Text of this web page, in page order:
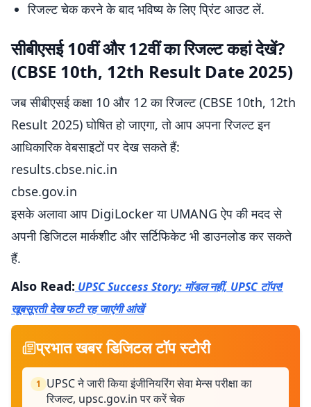
रिजल्ट चेक करने के बाद भविष्य के लिए प्रिंट आउट लें.
सीबीएसई 10वीं और 12वीं का रिजल्ट कहां देखें?
(CBSE 10th, 12th Result Date 2025)
जब सीबीएसई कक्षा 10 और 12 का रिजल्ट (CBSE 10th, 12th
Result 2025) घोषित हो जाएगा, तो आप अपना रिजल्ट इन
आधिकारिक वेबसाइटों पर देख सकते हैं:
results.cbse.nic.in
cbse.gov.in
इसके अलावा आप DigiLocker या UMANG ऐप की मदद से
अपनी डिजिटल मार्कशीट और सर्टिफिकेट भी डाउनलोड कर सकते
हैं.
Also Read: UPSC Success Story: माॅडल नहीं, UPSC टाॅपर!
खूबसूरती देख फटी रह जाएंगी आंखें
प्रभात खबर डिजिटल टॉप स्टोरी
1
UPSC ने जारी किया इंजीनियरिंग सेवा मेन्स परीक्षा का
रिजल्ट, upsc.gov.in पर करें चेक